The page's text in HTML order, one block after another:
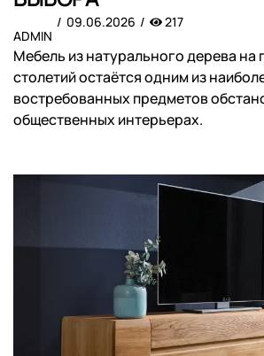
ADMIN
09.06.2026 217
Мебель из натурального дерева на
столетий остаётся одним из
востребованных предметов
общественных интерьерах.